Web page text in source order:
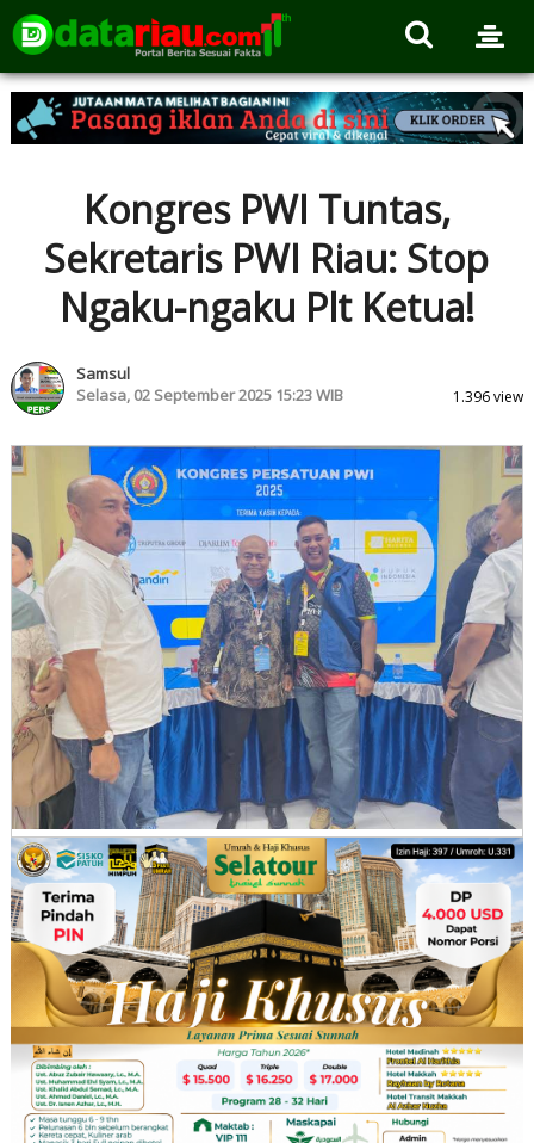
Kongres PWI Tuntas,
Sekretaris PWI Riau: Stop
Ngaku-ngaku Plt Ketua!
Samsul
Selasa, 02 September 2025 15:23 WIB
1.396 view